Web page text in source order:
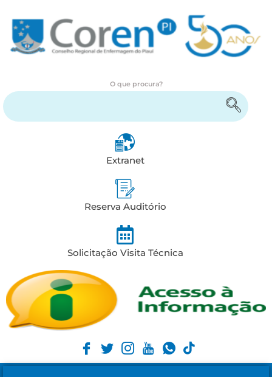
O que procura?
Extranet
Reserva Auditório
Solicitação Visita Técnica